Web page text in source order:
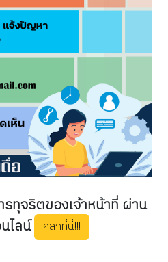
รทุจริตของเจ้าหน้าที่ ผ่าน
ไลน์
คลิกที่นี่!!!